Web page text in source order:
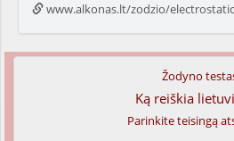
www.alkonas.lt/zodzio/
Žodyno
Ką reiškia
Parinkite teisingą